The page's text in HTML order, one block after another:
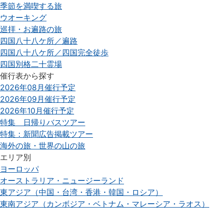
季節を満喫する旅
ウオーキング
巡拝・お遍路の旅
四国八十八ケ所／遍路
四国八十八ケ所／四国完全徒歩
四国別格二十霊場
催行表から探す
2026年08月催行予定
2026年09月催行予定
2026年10月催行予定
特集 日帰りバスツアー
特集：新聞広告掲載ツアー
海外の旅・世界の山の旅
エリア別
ヨーロッパ
オーストラリア・ニュージーランド
東アジア（中国・台湾・香港・韓国・ロシア）
東南アジア（カンボジア・ベトナム・マレーシア・ラオス）